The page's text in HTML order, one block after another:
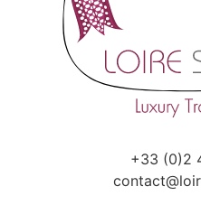
+33 (0)2